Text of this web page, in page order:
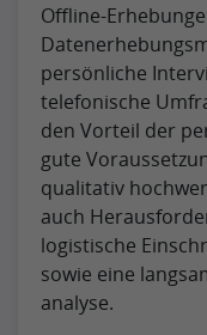
Offline-
persönliche
telefonische
den Vorteil der
gute
qualitativ
auch
logistische
sowie eine
analyse.